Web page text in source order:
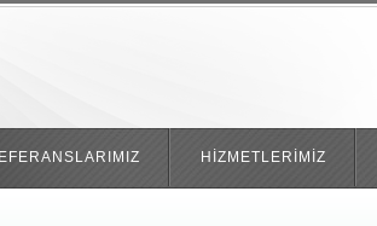
HİZMETLERİMİZ